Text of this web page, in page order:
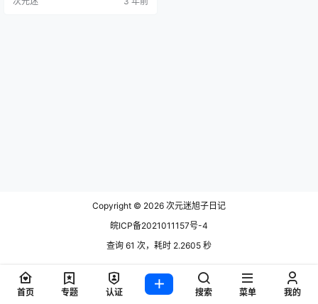
Copyright © 2026 次元迷旭子日记
皖ICP备2021011157号-4
查询 61 次，耗时 2.2605 秒
首页 专题 认证 搜索 菜单 我的